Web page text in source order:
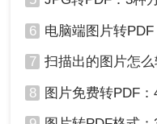
6 电脑端图片转PDF：5
7 扫描出的图片怎么
8 图片免费转PDF：4种